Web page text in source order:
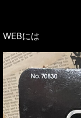
WEBには